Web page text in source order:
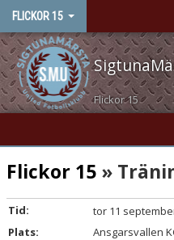
FLICKOR 15
Flickor 15
HEM
NYHETER
KONTAKT
Flickor 15 »
Tid:
tor 11
Plats:
Ansgarsvallen